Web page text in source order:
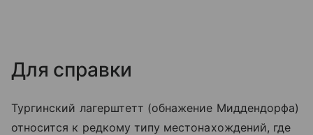
Для справки
Тургинский лагерштетт (обнажение Миддендорфа)
относится к редкому типу местонахождений, где